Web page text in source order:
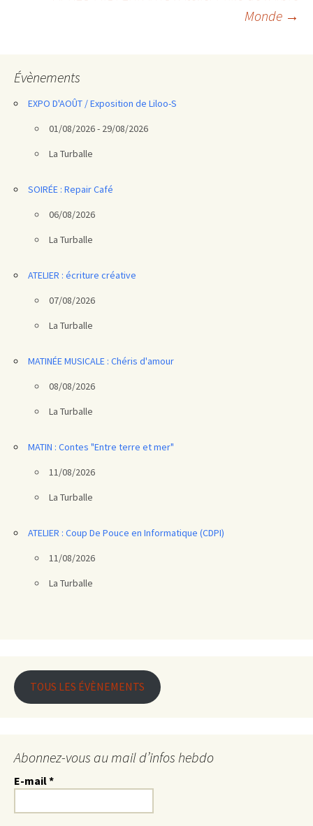
Monde →
Évènements
EXPO D'AOÛT / Exposition de Liloo-S
01/08/2026 - 29/08/2026
La Turballe
SOIRÉE : Repair Café
06/08/2026
La Turballe
ATELIER : écriture créative
07/08/2026
La Turballe
MATINÉE MUSICALE : Chéris d'amour
08/08/2026
La Turballe
MATIN : Contes "Entre terre et mer"
11/08/2026
La Turballe
ATELIER : Coup De Pouce en Informatique (CDPI)
11/08/2026
La Turballe
TOUS LES ÉVÈNEMENTS
Abonnez-vous au mail d’infos hebdo
E-mail*